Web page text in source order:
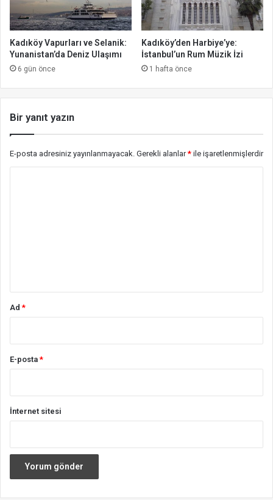
Kadıköy Vapurları ve Selanik:
Yunanistan’da Deniz Ulaşımı
6 gün önce
Kadıköy’den Harbiye’ye:
İstanbul’un Rum Müzik İzi
1 hafta önce
Bir yanıt yazın
E-posta adresiniz yayınlanmayacak. Gerekli alanlar* ile işaretlenmişlerdir
Ad*
E-posta*
İnternet sitesi